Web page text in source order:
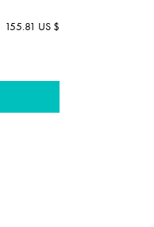
155.81 US $